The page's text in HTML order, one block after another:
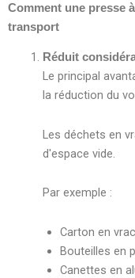
Comment une presse
transport
Réduit
Le principal
la réduction du
Les déchets en
d'espace vide.
Par exemple :
Carton en vrac
Bouteilles en
Canettes en